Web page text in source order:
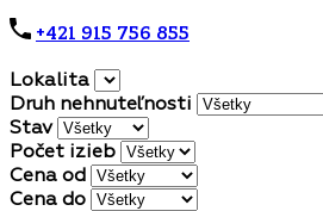
+421 915 756 855
Lokalita
Druh nehnuteľnosti
Stav
Počet izieb
Cena od
Cena do